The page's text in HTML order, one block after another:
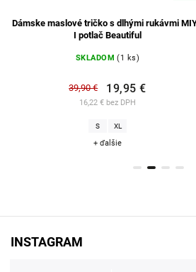
Dámske maslové tričko s dlhými
I potlač Srdcia
SKLADOM
16,22 € bez DPH
39,90 € 19,95 €
+ ďalšie
INSTAGRAM